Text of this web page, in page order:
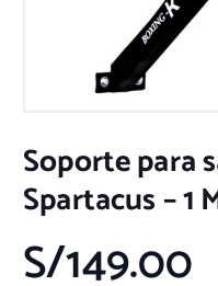
Soporte para
Spartacus – 1
S/149.00